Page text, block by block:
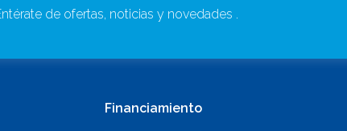
de ofertas, noticias y novedades .
Financiamiento